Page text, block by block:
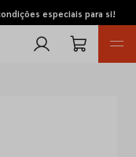
especiais para si!